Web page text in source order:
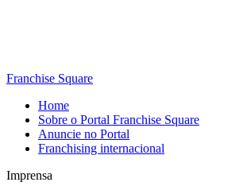
Franchise Square
Home
Sobre o Portal Franchise Square
Anuncie no Portal
Franchising internacional
Imprensa